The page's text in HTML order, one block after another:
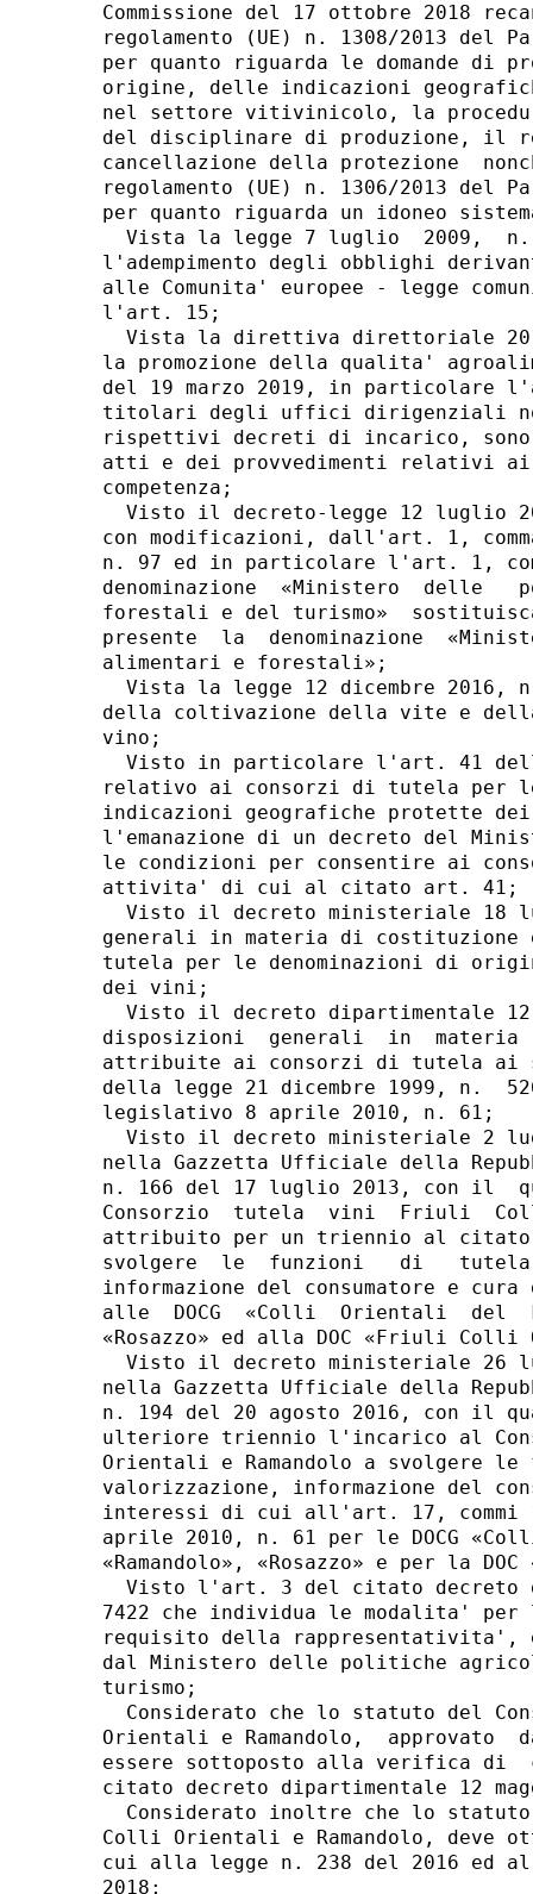
Commissione del 17 ottobre 2018
regolamento (UE) n. 1308/2013 del
per quanto riguarda le domande di
origine, delle indicazioni
nel settore vitivinicolo, la
del disciplinare di produzione, il
cancellazione della protezione
regolamento (UE) n. 1306/2013 del
per quanto riguarda un idoneo
Vista la legge 7 luglio  2009,
l'adempimento degli obblighi
alle Comunita' europee - legge
l'art. 15;
Vista la direttiva direttoriale
la promozione della qualita'
del 19 marzo 2019, in particolare
titolari degli uffici dirigenziali
rispettivi decreti di incarico,
atti e dei provvedimenti relativi
competenza;
Visto il decreto-legge 12 luglio
con modificazioni, dall'art. 1,
n. 97 ed in particolare l'art. 1,
denominazione  «Ministero  delle
forestali e del turismo»
presente  la  denominazione
alimentari e forestali»;
Vista la legge 12 dicembre 2016,
della coltivazione della vite e della
vino;
Visto in particolare l'art. 41
relativo ai consorzi di tutela per
indicazioni geografiche protette
l'emanazione di un decreto del
le condizioni per consentire ai
attivita' di cui al citato art. 41;
Visto il decreto ministeriale 18
generali in materia di costituzione
tutela per le denominazioni di
dei vini;
Visto il decreto dipartimentale
disposizioni  generali  in
attribuite ai consorzi di tutela ai
della legge 21 dicembre 1999, n.
legislativo 8 aprile 2010, n. 61;
Visto il decreto ministeriale 2
nella Gazzetta Ufficiale della
n. 166 del 17 luglio 2013, con il
Consorzio  tutela  vini  Friuli
attribuito per un triennio al
svolgere  le  funzioni   di
informazione del consumatore e
alle  DOCG  «Colli  Orientali  del
«Rosazzo» ed alla DOC «Friuli
Visto il decreto ministeriale 26
nella Gazzetta Ufficiale della
n. 194 del 20 agosto 2016, con il
ulteriore triennio l'incarico al
Orientali e Ramandolo a svolgere
valorizzazione, informazione del
interessi di cui all'art. 17, commi
aprile 2010, n. 61 per le DOCG
«Ramandolo», «Rosazzo» e per la
Visto l'art. 3 del citato decreto
7422 che individua le modalita'
requisito della rappresentativita',
dal Ministero delle politiche
turismo;
Considerato che lo statuto del
Orientali e Ramandolo,  approvato
essere sottoposto alla verifica
citato decreto dipartimentale 12
Considerato inoltre che lo
Colli Orientali e Ramandolo, deve
cui alla legge n. 238 del 2016 ed
2018;